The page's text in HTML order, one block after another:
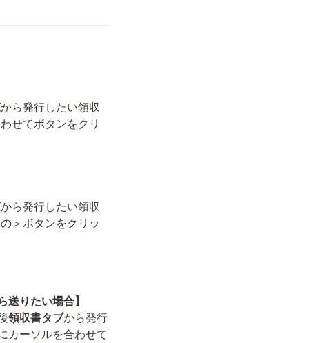
から発行したい領収
せてボタンをクリ
から発行したい領収
＞ボタンをクリッ
送りたい場合】
領収書タブから発行
カーソルを合わせて